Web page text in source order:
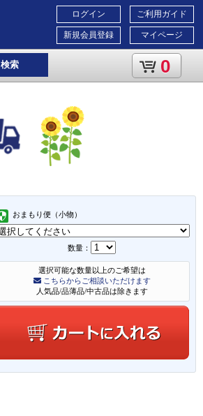
ご利用ガイド
マイページ
ログイン
新規会員登録
検索 0
おまもり便（小物）
数量：
選択可能な数量以上のご希望は
こちらからご相談いただけます
人気品/品薄品/中古品は除きます